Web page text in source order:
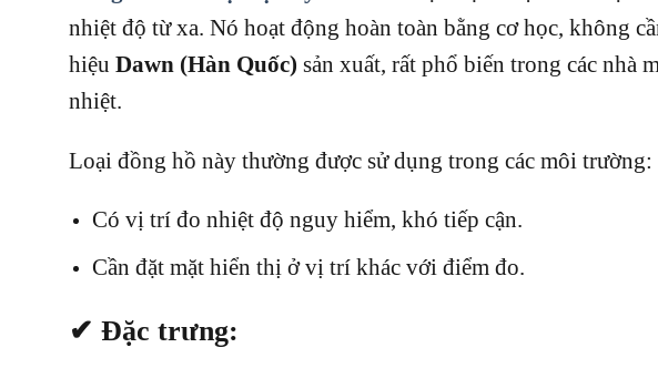
nhiệt độ từ xa. Nó hoạt động hoàn toàn bằng cơ học, không
hiệu Dawn (Hàn Quốc) sản xuất, rất phổ biến trong các nhà
nhiệt.
Loại đồng hồ này thường được sử dụng trong các môi trường:
Có vị trí đo nhiệt độ nguy hiểm, khó tiếp cận.
Cần đặt mặt hiển thị ở vị trí khác với điểm đo.
✔ Đặc trưng: